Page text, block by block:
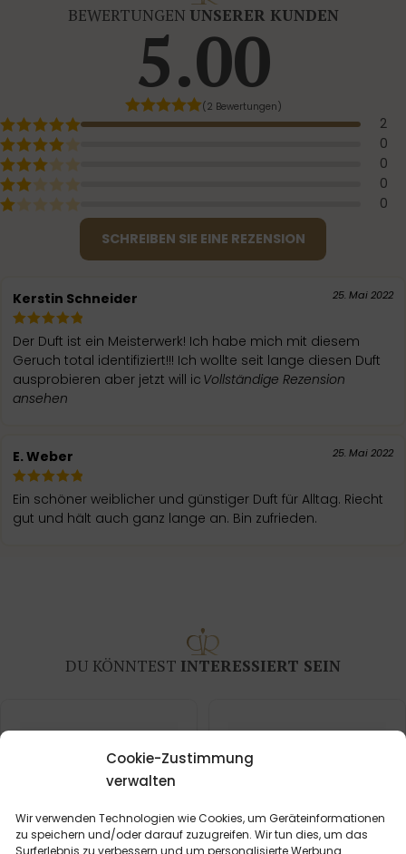
Cookie-Zustimmung
verwalten
Wir verwenden Technologien wie Cookies, um Geräteinformationen
zu speichern und/oder darauf zuzugreifen. Wir tun dies, um das
Surferlebnis zu verbessern und um personalisierte Werbung
BEWERTUNGEN UNSERER KUNDEN
5.00
(2 Bewertungen)
2
0
0
0
0
SCHREIBEN SIE EINE REZENSION
Kerstin Schneider 25. Mai 2022
Der Duft ist ein Meisterwerk! Ich habe mich mit diesem
Geruch total identifiziert!!! Ich wollte seit lange diesen Duft
ausprobieren aber jetzt will ic Vollständige Rezension
ansehen
E. Weber 25. Mai 2022
Ein schöner weiblicher und günstiger Duft für Alltag. Riecht
gut und hält auch ganz lange an. Bin zufrieden.
DU KÖNNTEST INTERESSIERT SEIN